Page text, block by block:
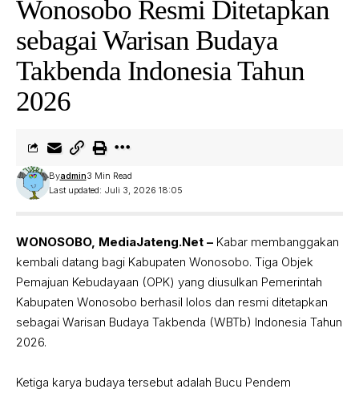
Wonosobo Resmi Ditetapkan
sebagai Warisan Budaya
Takbenda Indonesia Tahun
2026
Last updated: Juli 3, 2026 18:05
Byadmin3 Min Read
WONOSOBO, MediaJateng.Net – Kabar membanggakan
kembali datang bagi Kabupaten Wonosobo. Tiga Objek
Pemajuan Kebudayaan (OPK) yang diusulkan Pemerintah
Kabupaten Wonosobo berhasil lolos dan resmi ditetapkan
sebagai Warisan Budaya Takbenda (WBTb) Indonesia Tahun
2026.
‎Ketiga karya budaya tersebut adalah Bucu Pendem